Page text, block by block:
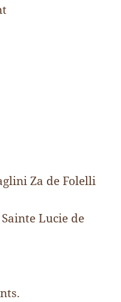
Za de Folelli
Lucie de